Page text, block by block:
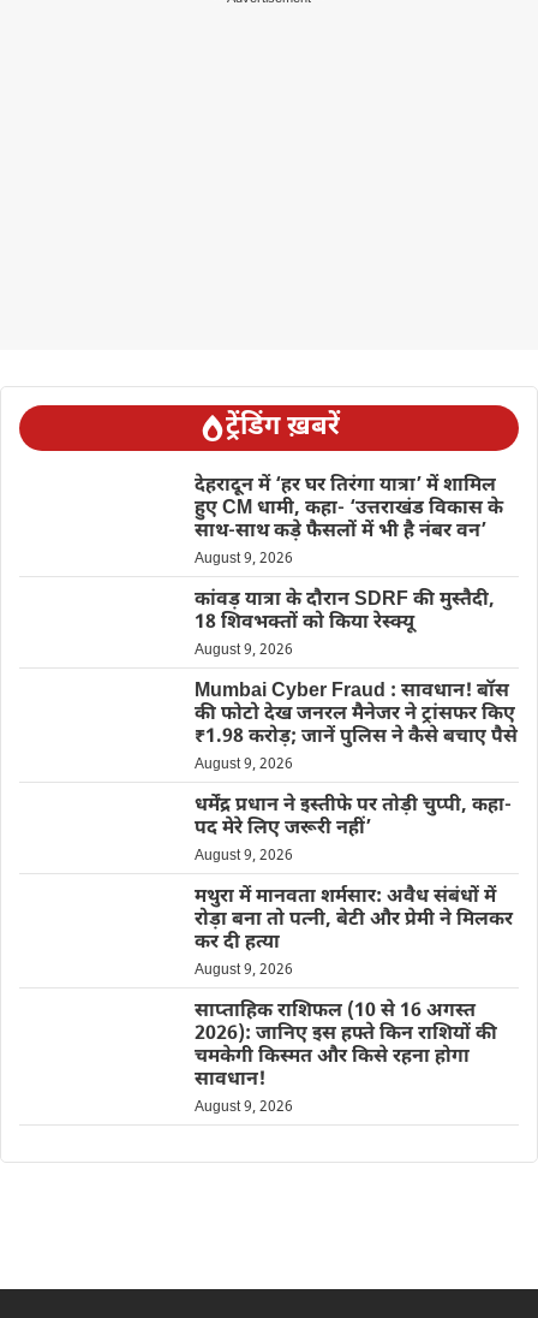
ट्रेंडिंग ख़बरें
देहरादून में ‘हर घर तिरंगा यात्रा’ में शामिल
हुए CM धामी, कहा- ‘उत्तराखंड विकास के
साथ-साथ कड़े फैसलों में भी है नंबर वन’
August 9, 2026
कांवड़ यात्रा के दौरान SDRF की मुस्तैदी,
18 शिवभक्तों को किया रेस्क्यू
August 9, 2026
Mumbai Cyber Fraud : सावधान! बॉस
की फोटो देख जनरल मैनेजर ने ट्रांसफर किए
₹1.98 करोड़; जानें पुलिस ने कैसे बचाए पैसे
August 9, 2026
धर्मेंद्र प्रधान ने इस्तीफे पर तोड़ी चुप्पी, कहा-
पद मेरे लिए जरूरी नहीं’
August 9, 2026
मथुरा में मानवता शर्मसार: अवैध संबंधों में
रोड़ा बना तो पत्नी, बेटी और प्रेमी ने मिलकर
कर दी हत्या
August 9, 2026
साप्ताहिक राशिफल (10 से 16 अगस्त
2026): जानिए इस हफ्ते किन राशियों की
चमकेगी किस्मत और किसे रहना होगा
सावधान!
August 9, 2026